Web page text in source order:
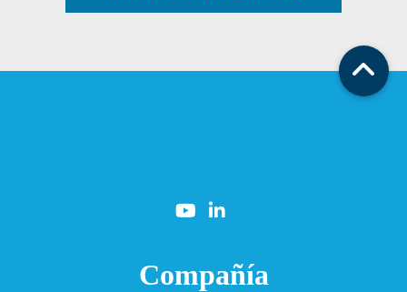
Compañía